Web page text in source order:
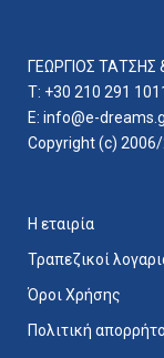
ΓΕΩΡΓΙΟΣ ΤΑΤΣΗΣ
T: +30 210 291
E: info@e-
Copyright (c)
Η εταιρία
Τραπεζικοί
Όροι Χρήσης
Πολιτική